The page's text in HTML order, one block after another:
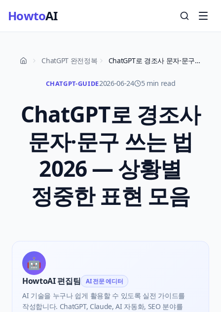
HowtoAI
ChatGPT 완전정복 ChatGPT로 경조사 문자·문구 쓰는 법 2026 — 상황별 정중한 표현 모음
CHATGPT-GUIDE2026-06-24 5 min read
ChatGPT로 경조사
문자·문구 쓰는 법
2026 — 상황별
정중한 표현 모음
🤖
HowtoAI 편집팀 AI 전문 에디터
AI 기술을 누구나 쉽게 활용할 수 있도록 실전 가이드를
작성합니다. ChatGPT, Claude, AI 자동화, SEO 분야를